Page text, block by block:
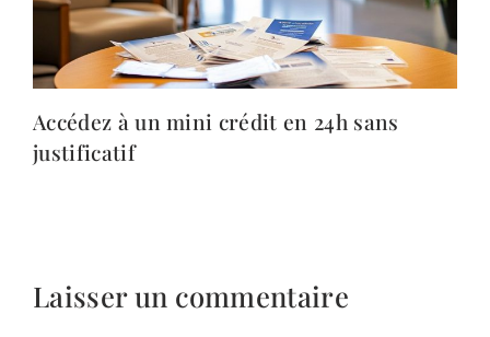
Accédez à un mini crédit en 24h sans
justificatif
Laisser un commentaire